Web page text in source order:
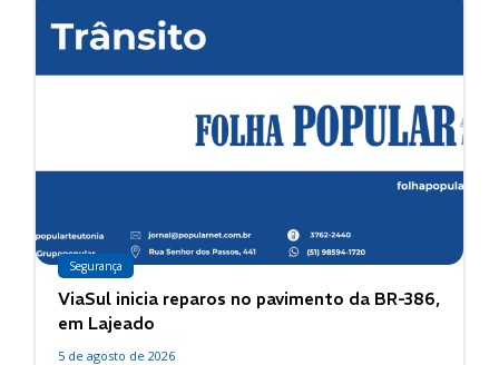
Segurança
ViaSul inicia reparos no pavimento da BR-386,
em Lajeado
5 de agosto de 2026